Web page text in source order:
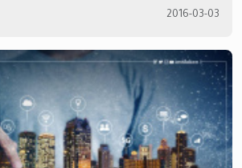
2016-03-03